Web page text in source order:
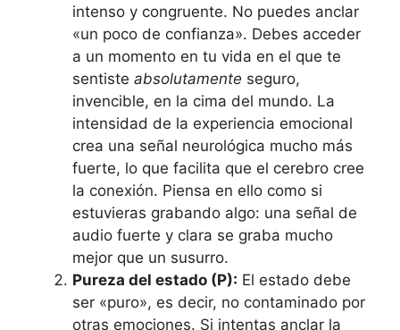
intenso y congruente. No puedes anclar
«un poco de confianza». Debes acceder
a un momento en tu vida en el que te
sentiste absolutamente seguro,
invencible, en la cima del mundo. La
intensidad de la experiencia emocional
crea una señal neurológica mucho más
fuerte, lo que facilita que el cerebro cree
la conexión. Piensa en ello como si
estuvieras grabando algo: una señal de
audio fuerte y clara se graba mucho
mejor que un susurro.
Pureza del estado (P): El estado debe
ser «puro», es decir, no contaminado por
otras emociones. Si intentas anclar la